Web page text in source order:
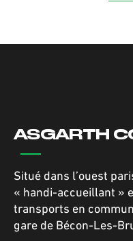
ASGARTH
Situé dans l’ouest
« handi-accueillant »
transports en
gare de Bécon-Les-